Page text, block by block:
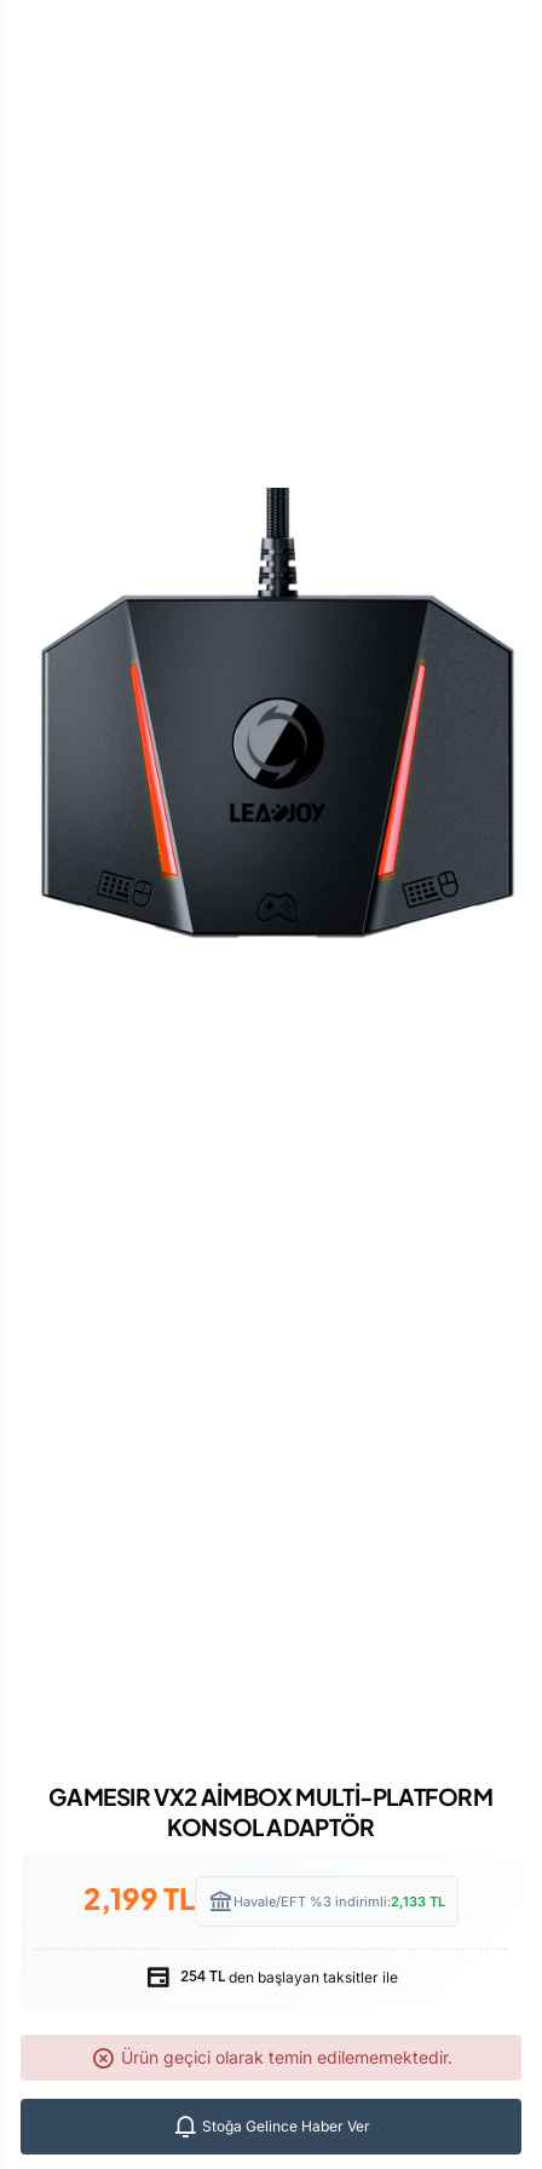
GAMESIR VX2 AİMBOX MULTİ-PLATFORM
KONSOL ADAPTÖR
2,199TL Havale/EFT %3 indirimli:2,133 TL
254 TLden başlayan taksitler ile
Ürün geçici olarak temin edilememektedir.
Stoğa Gelince Haber Ver